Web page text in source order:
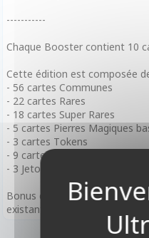
-----------
Chaque Booster contient 10
Cette édition est composée
- 56 cartes Communes
- 22 cartes Rares
- 18 cartes Super Rares
- 5 cartes Pierres Magiques
- 3 cartes Tokens
- 9 cartes Compteurs de vie
- 3 Jetons Will coin
Bonus de Précommande : 1
existantes dans chaque boite